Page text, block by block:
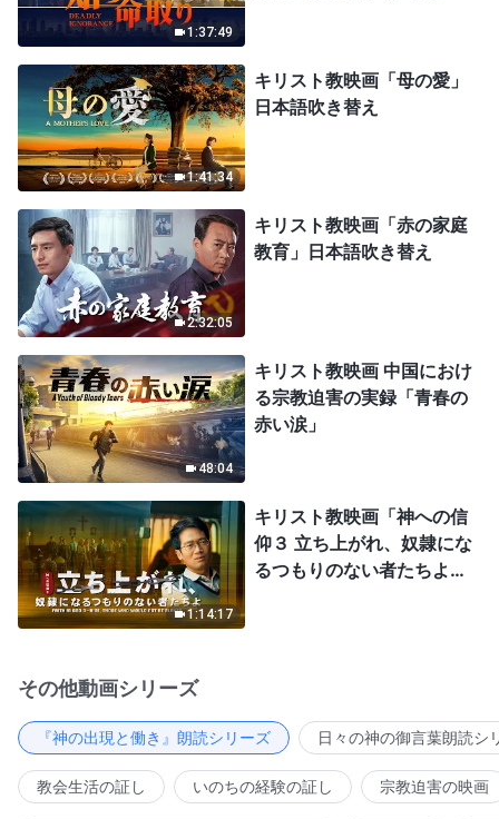
1:37:49
1:41:34
キリスト教映画「母の愛」
日本語吹き替え
2:32:05
キリスト教映画「赤の家庭
教育」日本語吹き替え
48:04
キリスト教映画 中国におけ
る宗教迫害の実録「青春の
赤い涙」
1:14:17
キリスト教映画「神への信
仰３ 立ち上がれ、奴隷にな
るつもりのない者たちよ」
その他動画シリーズ
『神の出現と働き』朗読シリーズ 日々の神の御言葉朗読シ
教会生活の証し いのちの経験の証し 宗教迫害の映画